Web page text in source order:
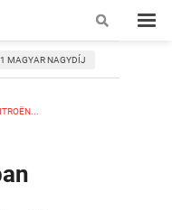
MAGYAR NAGYDÍJ